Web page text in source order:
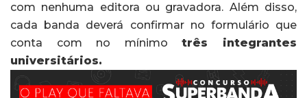
com nenhuma editora ou gravadora. Além disso,
cada banda deverá confirmar no formulário que
conta com no mínimotrês integrantes
universitários.